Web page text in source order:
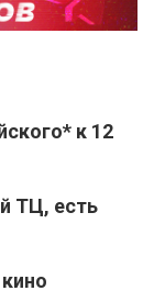
к 12
ТЦ, есть